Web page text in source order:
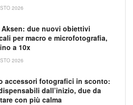
2026
Aksen: due nuovi obiettivi
per macro e microfotografia,
a 10x
2026
accessori fotografici in sconto:
dall’inizio, due da
con più calma